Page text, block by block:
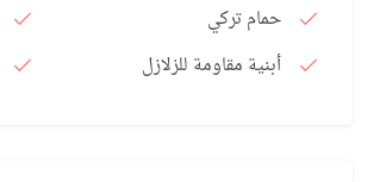
حمام تركي
أبنية مقاومة للزلازل